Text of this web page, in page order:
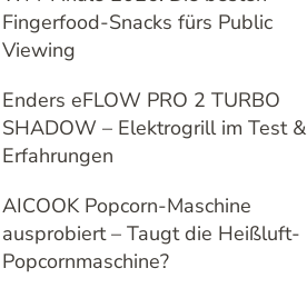
Fingerfood-Snacks fürs Public
Viewing
Enders eFLOW PRO 2 TURBO
SHADOW – Elektrogrill im Test &
Erfahrungen
AICOOK Popcorn-Maschine
ausprobiert – Taugt die Heißluft-
Popcornmaschine?